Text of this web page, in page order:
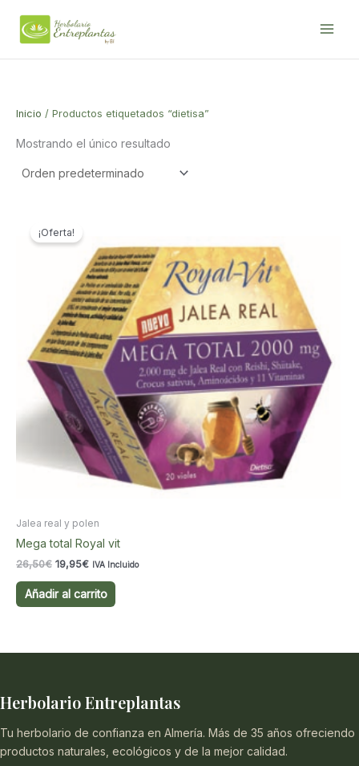
contenido
Inicio / Productos etiquetados “dietisa”
Mostrando el único resultado
¡Oferta!
Jalea real y polen
Mega total Royal vit
26,50€ El
original
era:
19,95€El
actual
es:
IVA Incluido
Añadir al carrito
Herbolario Entreplantas
Tu herbolario de confianza en Almería. Más de 35 años ofreciendo
productos naturales, ecológicos y de la mejor calidad.